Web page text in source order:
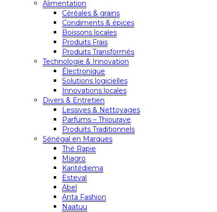
Alimentation
Céréales & grains
Condiments & épices
Boissons locales
Produits Frais
Produits Transformés
Technologie & Innovation
Électronique
Solutions logicielles
Innovations locales
Divers & Entretien
Lessives & Nettoyages
Parfums – Thiouraye
Produits Traditionnels
Sénégal en Marques
Thé Rapie
Miagro
Karitédiema
Esteval
Abel
Anta Fashion
Naatuu